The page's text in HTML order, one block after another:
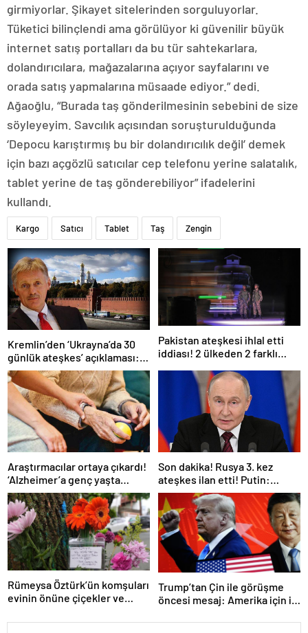
girmiyorlar. Şikayet sitelerinden sorguluyorlar.
Tüketici bilinçlendi ama görülüyor ki güvenilir büyük
internet satış portalları da bu tür sahtekarlara,
dolandırıcılara, mağazalarına açıyor sayfalarını ve
orada satış yapmalarına müsaade ediyor.” dedi.
Ağaoğlu, “Burada taş gönderilmesinin sebebini de size
söyleyeyim. Savcılık açısından soruşturulduğunda
‘Depocu karıştırmış bu bir dolandırıcılık değil’ demek
için bazı açgözlü satıcılar cep telefonu yerine salatalık,
tablet yerine de taş gönderebiliyor” ifadelerini
kullandı.
Kargo Satıcı Tablet Taş Zengin
Kremlin’den ‘Ukrayna’da 30
günlük ateşkes’ açıklaması:
Bunu iyice düşünmeliyiz
Pakistan ateşkesi ihlal etti
iddiası! 2 ülkeden 2 farklı
Araştırmacılar ortaya çıkardı!
‘Alzheimer’a genç yaşta
yakalanabilirsiniz’
Son dakika! Rusya 3. kez
ateşkes ilan etti! Putin:
Erdoğan ile görüşme
gerçekleştireceğiz
Rümeysa Öztürk’ün komşuları
evinin önüne çiçekler ve
Trump’tan Çin ile görüşme
öncesi mesaj: Amerika için iyi